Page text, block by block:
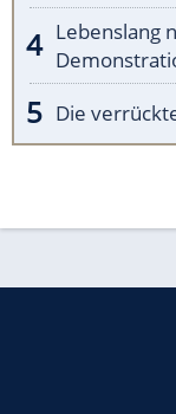
Lebenslang
Die